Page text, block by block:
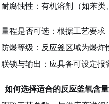
腐蚀性：有机溶剂（如苯
程是否可选： 根据工艺要求
爆等级：反应釜区域为爆炸
锁与输出：应具备可设定
如何选择适合的反应釜氧含